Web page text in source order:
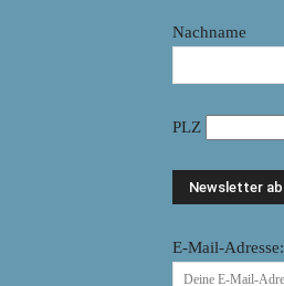
Nachname
PLZ
E-Mail-Adresse: